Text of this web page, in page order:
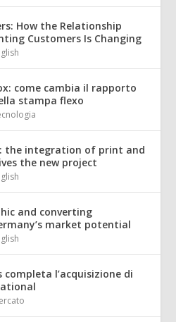
How the Relationship
Customers Is Changing
come cambia il rapporto
stampa flexo
the integration of print and
the new project
and converting
market potential
completa l’acquisizione di